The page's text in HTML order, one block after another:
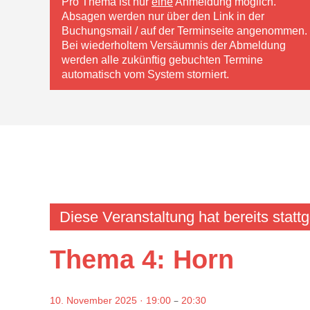
Absagen werden nur über den Link in der
Buchungsmail / auf der Terminseite angenommen.
Bei wiederholtem Versäumnis der Abmeldung
werden alle zukünftig gebuchten Termine
automatisch vom System storniert.
Diese Veranstaltung hat bereits
Thema 4: Horn
10. November 2025 · 19:00 – 20:30